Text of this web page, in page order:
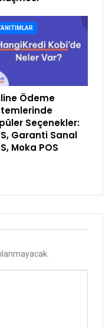
Ödeme
Seçenekler:
Garanti Sanal
Moka POS